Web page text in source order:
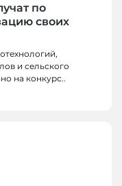
по
своих
и сельского
на конкурс..